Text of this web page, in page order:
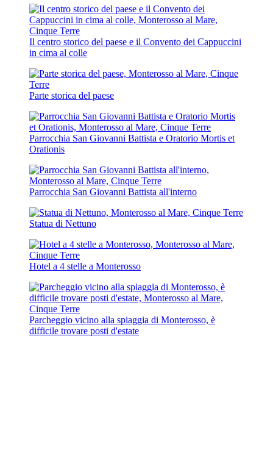
Il centro storico del paese e il Convento dei Cappuccini
in cima al colle
Parte storica del paese
Parrocchia San Giovanni Battista e Oratorio Mortis et
Orationis
Parrocchia San Giovanni Battista all'interno
Statua di Nettuno
Hotel a 4 stelle a Monterosso
Parcheggio vicino alla spiaggia di Monterosso, è
difficile trovare posti d'estate